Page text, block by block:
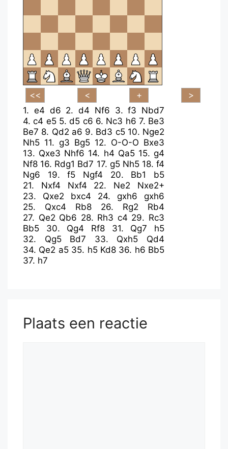
1. e4 d6 2. d4 Nf6 3.f3 Nbd7
4.c4 e5 5.d5 c6 6. Nc3 h6 7. Be3
Be7 8. Qd2 a6 9. Bd3 c5 10. Nge2
Nh5 11. g3 Bg5 12. O-O-O Bxe3
13. Qxe3 Nhf6 14. h4 Qa5 15.g4
Nf8 16. Rdg1 Bd7 17. g5 Nh5 18. f4
Ng6
19.f5 Ngf4 20. Bb1
b5
21. Nxf4 Nxf4 22. Ne2
Nxe2+
23. Qxe2 bxc4 24. gxh6
gxh6
25. Qxc4 Rb8 26. Rg2
Rb4
27. Qe2 Qb6 28. Rh3 c4 29. Rc3
Bb5
30. Qg4 Rf8 31. Qg7
h5
32. Qg5 Bd7 33. Qxh5
Qd4
34. Qe2 a5 35. h5 Kd8 36. h6 Bb5
37. h7
Plaats een reactie